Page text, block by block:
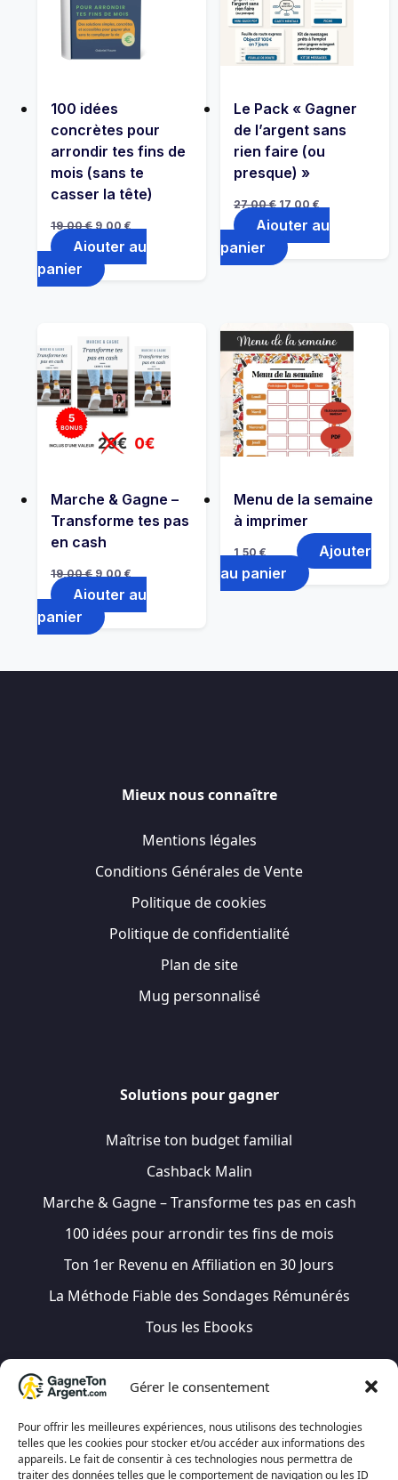
Gérer le consentement
Pour offrir les meilleures expériences, nous utilisons des technologies
telles que les cookies pour stocker et/ou accéder aux informations des
appareils. Le fait de consentir à ces technologies nous permettra de
traiter des données telles que le comportement de navigation ou les ID
100 idées
concrètes pour
arrondir tes fins de
mois (sans te
casser la tête)
19,00€ Le
prix
initial
19,00 €.
9,00 €
prix
actuel
Ajouter au
panier
Le Pack « Gagner
de l’argent sans
rien faire (ou
presque) »
27,00€ Le
prix
initial
27,00 €.
17,00 €Le
prix
actuel
Ajouter au
panier
Marche & Gagne –
Transforme tes pas
en cash
19,00€ Le
prix
initial
19,00 €.
9,00 €
prix
actuel
Ajouter au
panier
Menu de la semaine
à imprimer
1,50 €
Ajouter
au panier
Mieux nous connaître
Mentions légales
Conditions Générales de Vente
Politique de cookies
Politique de confidentialité
Plan de site
Mug personnalisé
Solutions pour gagner
Maîtrise ton budget familial
Cashback Malin
Marche & Gagne – Transforme tes pas en cash
100 idées pour arrondir tes fins de mois
Ton 1er Revenu en Affiliation en 30 Jours
La Méthode Fiable des Sondages Rémunérés
Tous les Ebooks
Besoin d’aide ?
Blog